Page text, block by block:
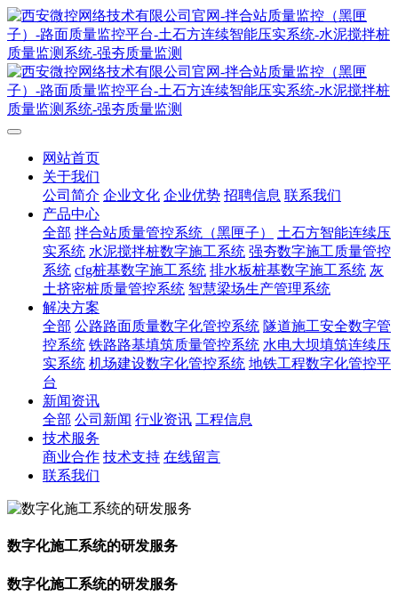
网站首页
关于我们
公司简介 企业文化 企业优势 招聘信息 联系我们
产品中心
全部 拌合站质量管控系统（黑匣子）
土石方智能连续压
实系统 水泥搅拌桩数字施工系统 强夯数字施工质量管控
系统 cfg桩基数字施工系统 排水板桩基数字施工系统 灰
土挤密桩质量管控系统 智慧梁场生产管理系统
解决方案
全部 公路路面质量数字化管控系统 隧道施工安全数字管
控系统 铁路路基填筑质量管控系统 水电大坝填筑连续压
实系统 机场建设数字化管控系统 地铁工程数字化管控平
台
新闻资讯
全部 公司新闻 行业资讯 工程信息
技术服务
商业合作 技术支持 在线留言
联系我们
数字化施工系统的研发服务
数字化施工系统的研发服务